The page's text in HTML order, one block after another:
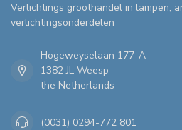
Verlichtings groothandel in lampen,
verlichtingsonderdelen
Hogeweyselaan 177-A
1382 JL Weesp
the Netherlands
(0031) 0294-772 801